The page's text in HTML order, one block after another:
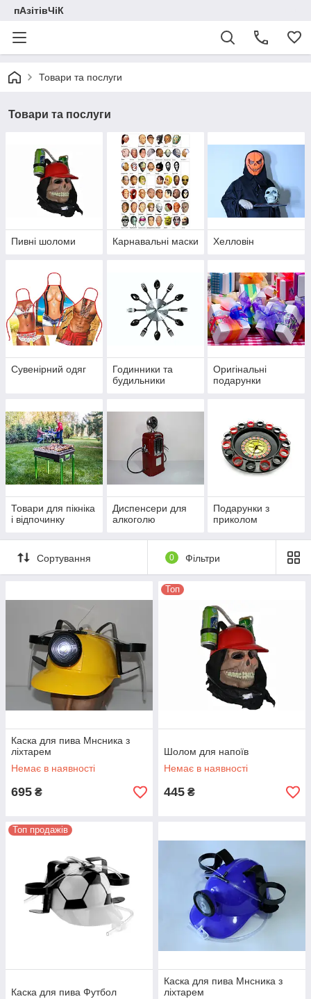
пАзітівЧіК
Товари та послуги
Товари та послуги
Пивні шоломи Карнавальні маски Хелловін
Сувенірний одяг
Годинники та
будильники
Оригінальні
подарунки
Товари для пікніка
і відпочинку
Диспенсери для
алкоголю
Подарунки з
приколом
Сортування 0 Фільтри
Каска для пива Мнсника з
ліхтарем
Немає в наявності
695 ₴
Топ
Шолом для напоїв
Немає в наявності
445 ₴
Топ продажів
Каска для пива Футбол
Каска для пива Мнсника з
ліхтарем